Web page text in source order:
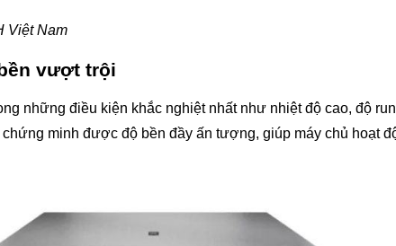
Việt Nam
vượt trội
những điều kiện khắc nghiệt nhất như nhiệt độ cao, độ
minh được độ bền đầy ấn tượng, giúp máy chủ hoạt